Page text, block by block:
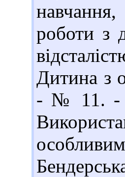
роботи з
Дитина з
- № 11. -